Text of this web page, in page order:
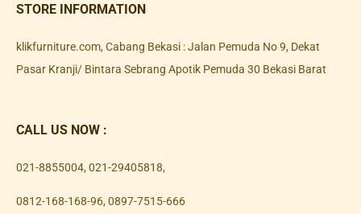
STORE INFORMATION
klikfurniture.com, Cabang Bekasi : Jalan Pemuda No 9, Dekat
Pasar Kranji/ Bintara Sebrang Apotik Pemuda 30 Bekasi Barat
CALL US NOW :
021-8855004, 021-29405818,
0812-168-168-96, 0897-7515-666